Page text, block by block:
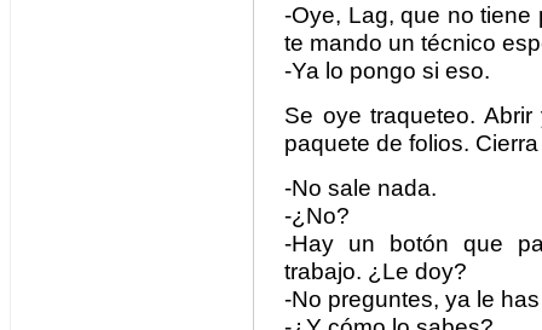
-Oye, Lag, que no
te mando un técnico
-Ya lo pongo si eso.
Se oye traqueteo.
paquete de folios.
-No sale nada.
-¿No?
-Hay un botón que
trabajo. ¿Le doy?
-No preguntes, ya le